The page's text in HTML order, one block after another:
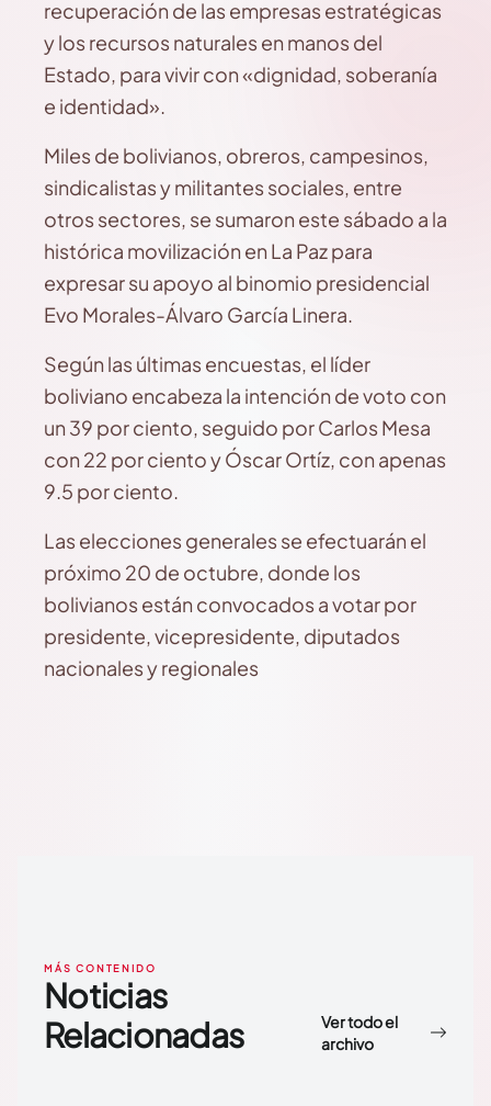
recuperación de las empresas estratégicas
y los recursos naturales en manos del
Estado, para vivir con «dignidad, soberanía
e identidad».
Miles de bolivianos, obreros, campesinos,
sindicalistas y militantes sociales, entre
otros sectores, se sumaron este sábado a la
histórica movilización en La Paz para
expresar su apoyo al binomio presidencial
Evo Morales-Álvaro García Linera.
Según las últimas encuestas, el líder
boliviano encabeza la intención de voto con
un 39 por ciento, seguido por Carlos Mesa
con 22 por ciento y Óscar Ortíz, con apenas
9.5 por ciento.
Las elecciones generales se efectuarán el
próximo 20 de octubre, donde los
bolivianos están convocados a votar por
presidente, vicepresidente, diputados
nacionales y regionales
MÁS CONTENIDO
Noticias
Relacionadas
Ver todo el
archivo